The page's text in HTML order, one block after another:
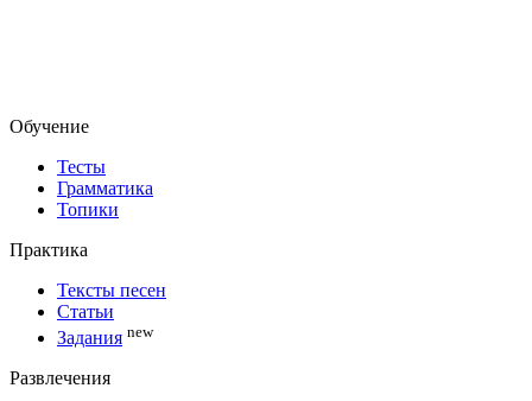
Обучение
Тесты
Грамматика
Топики
Практика
Тексты песен
Статьи
Задания new
Развлечения